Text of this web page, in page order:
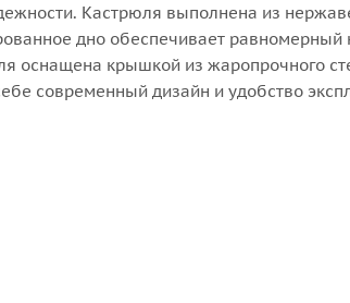
Кастрюля выполнена из
дно обеспечивает равномерный
оснащена крышкой из жаропрочного
современный дизайн и удобство